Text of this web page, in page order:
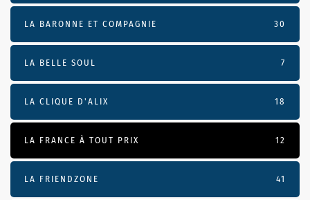
LA BARONNE ET COMPAGNIE 30
LA BELLE SOUL 7
LA CLIQUE D'ALIX 18
LA FRANCE À TOUT PRIX 12
LA FRIENDZONE 41